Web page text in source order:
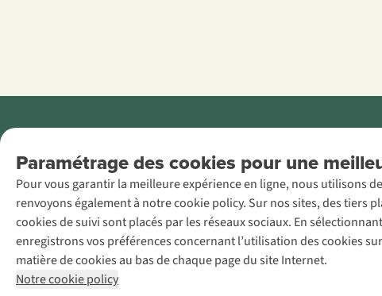
Paramétrage des cookies pour une
Pour vous garantir la meilleure expérience en ligne, nous utilisons
renvoyons également à notre cookie policy. Sur nos sites, des tiers
cookies de suivi sont placés par les réseaux sociaux. En
enregistrons vos préférences concernant l’utilisation des cookies
matière de cookies au bas de chaque page du site Internet.
Notre cookie policy
AS Adventure
France SAS,
Rue du Vieux
Faubourg 14, F-
59000 Lille
+32 (0)3 828
30 15